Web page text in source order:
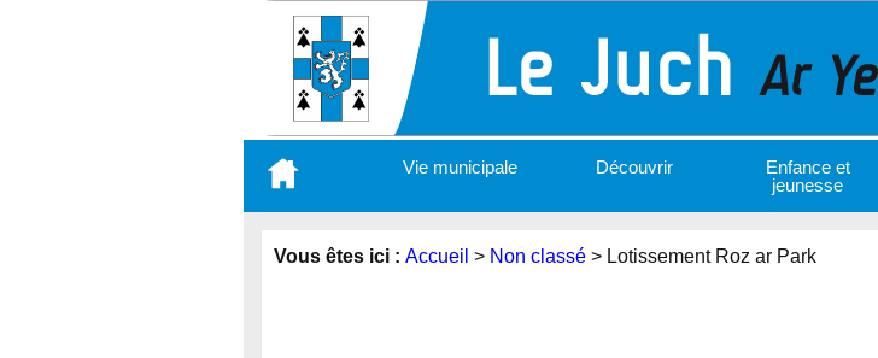
contenu
Vie municipale Découvrir
Enfance et
jeunesse
Vous êtes ici : Accueil > Non classé> Lotissement Roz ar Park